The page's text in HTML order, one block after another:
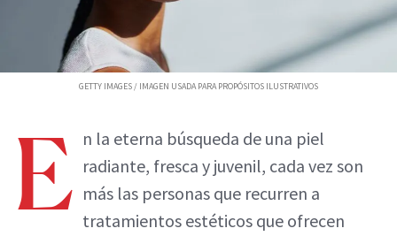
GETTY IMAGES / IMAGEN USADA PARA PROPÓSITOS ILUSTRATIVOS
E n la eterna búsqueda de una piel
radiante, fresca y juvenil, cada vez son
más las personas que recurren a
tratamientos estéticos que ofrecen